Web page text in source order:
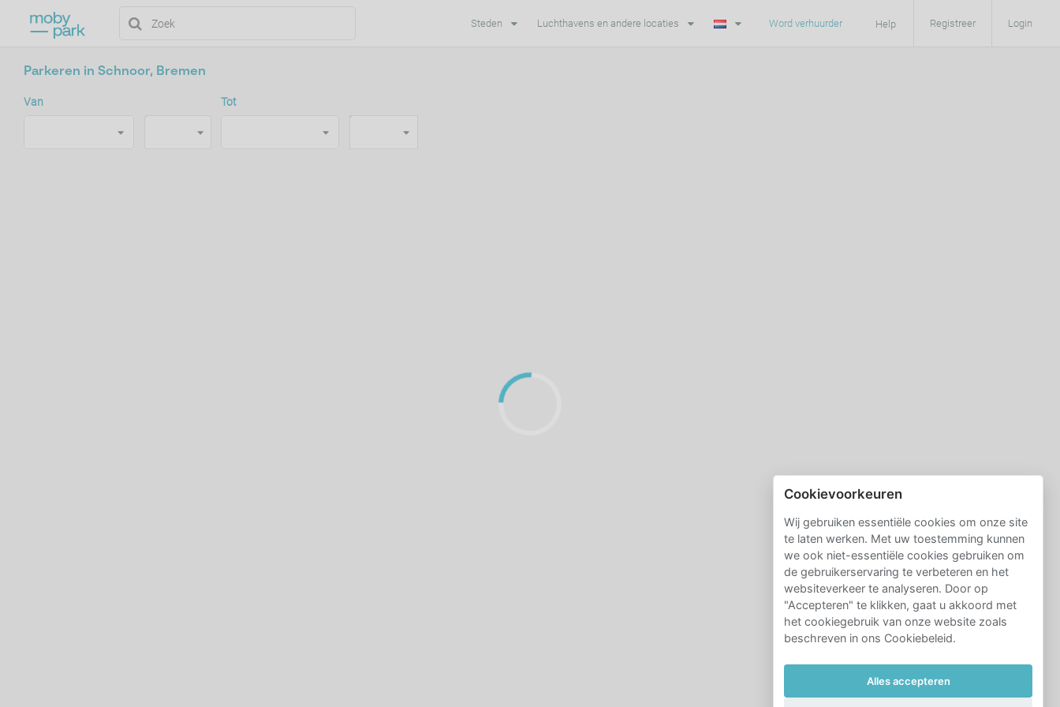
Word verhuurder Help Registreer Login
Steden Luchthavens en andere locaties
Parkeren in Schnoor, Bremen
Van Tot
Cookievoorkeuren
Wij gebruiken essentiële cookies om onze site
te laten werken. Met uw toestemming kunnen
we ook niet-essentiële cookies gebruiken om
de gebruikerservaring te verbeteren en het
websiteverkeer te analyseren. Door op
"Accepteren" te klikken, gaat u akkoord met
het cookiegebruik van onze website zoals
beschreven in ons Cookiebeleid.
Alles accepteren